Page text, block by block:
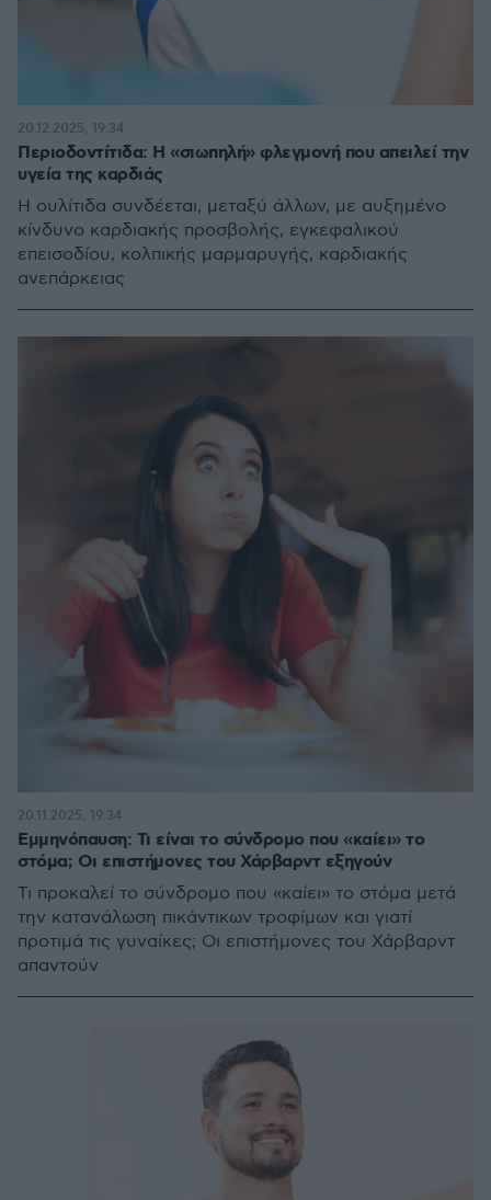
Περιοδοντίτιδα: Η «σιωπηλή» φλεγμονή που απειλεί την
υγεία της καρδιάς
H ουλίτιδα συνδέεται, μεταξύ άλλων, με αυξημένο
κίνδυνο καρδιακής προσβολής, εγκεφαλικού
επεισοδίου, κολπικής μαρμαρυγής, καρδιακής
ανεπάρκειας
20.12.2025, 19:34
Εμμηνόπαυση: Τι είναι το σύνδρομο που «καίει» το
στόμα; Οι επιστήμονες του Χάρβαρντ εξηγούν
Τι προκαλεί το σύνδρομο που «καίει» το στόμα μετά
την κατανάλωση πικάντικων τροφίμων και γιατί
προτιμά τις γυναίκες; Οι επιστήμονες του Χάρβαρντ
απαντούν
20.11.2025, 19:34